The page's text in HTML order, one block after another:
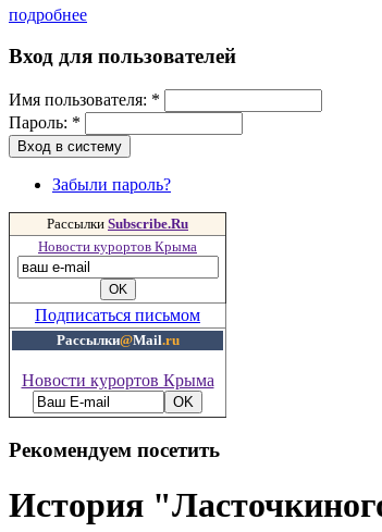
подробнее
Вход для пользователей
Имя пользователя: *
Пароль: *
Забыли пароль?
Рассылки Subscribe.Ru
Новости курортов Крыма
Подписаться письмом
Рассылки@Mail.ru
Новости курортов Крыма
Рекомендуем посетить
История